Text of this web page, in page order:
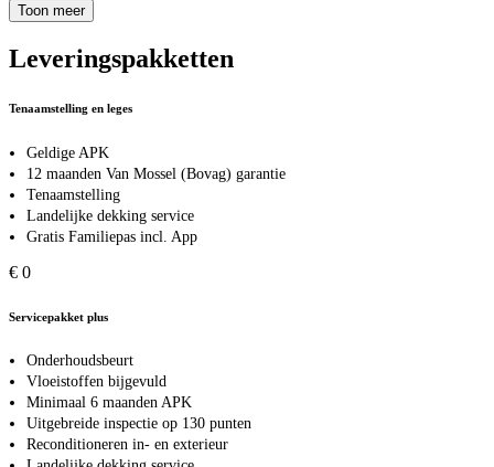
Toon meer
Leveringspakketten
Tenaamstelling en leges
Geldige APK
12 maanden Van Mossel (Bovag) garantie
Tenaamstelling
Landelijke dekking service
Gratis Familiepas incl. App
€ 0
Servicepakket plus
Onderhoudsbeurt
Vloeistoffen bijgevuld
Minimaal 6 maanden APK
Uitgebreide inspectie op 130 punten
Reconditioneren in- en exterieur